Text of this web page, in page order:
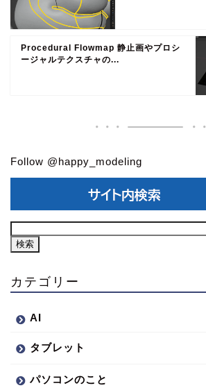
Procedural Flowmap 静止画やプロシ
ージャルテクスチャの...
Follow @happy_modeling
カテゴリー
AI
タブレット
パソコンのこと